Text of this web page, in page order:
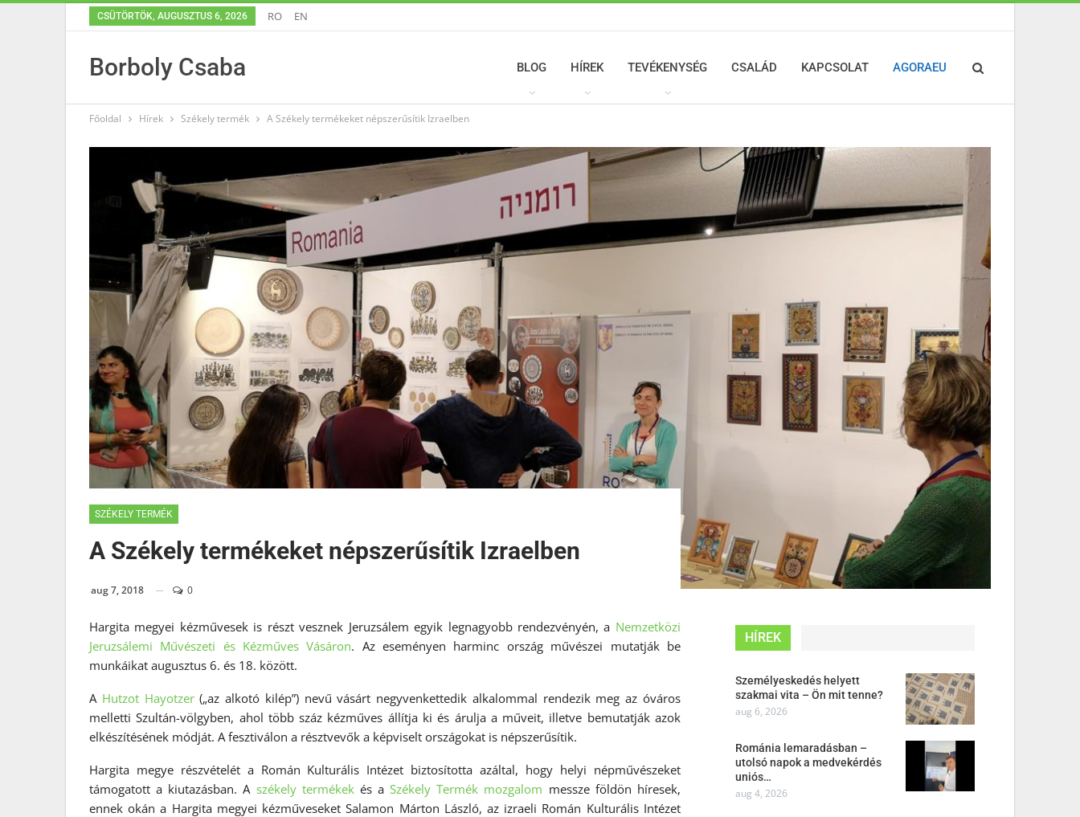
CSÜTÖRTÖK, AUGUSZTUS 6, 2026 RO EN
Borboly Csaba BLOG HÍREK TEVÉKENYSÉG CSALÁD KAPCSOLAT AGORAEU
Főoldal Hírek Székely termék A Székely termékeket népszerűsítik Izraelben
SZÉKELY TERMÉK
A Székely termékeket népszerűsítik Izraelben
aug 7, 2018 0
Hargita megyei kézművesek is részt vesznek Jeruzsálem egyik legnagyobb rendezvényén, a Nemzetközi
Jeruzsálemi Művészeti és Kézműves Vásáron. Az eseményen harminc ország művészei mutatják be
munkáikat augusztus 6. és 18. között.
A Hutzot Hayotzer(„az alkotó kilép”) nevű vásárt negyvenkettedik alkalommal rendezik meg az óváros
melletti Szultán-völgyben, ahol több száz kézműves állítja ki és árulja a műveit, illetve bemutatják azok
elkészítésének módját. A fesztiválon a résztvevők a képviselt országokat is népszerűsítik.
Hargita megye részvételét a Román Kulturális Intézet biztosította azáltal, hogy helyi népművészeket
támogatott a kiutazásban. A székely termékekés aSzékely Termék mozgalom messze földön híresek,
ennek okán a Hargita megyei kézműveseket Salamon Márton László, az izraeli Román Kulturális Intézet
HÍREK
Személyeskedés helyett
szakmai vita – Ön mit tenne?
aug 6, 2026
Románia lemaradásban –
utolsó napok a medvekérdés
uniós…
aug 4, 2026